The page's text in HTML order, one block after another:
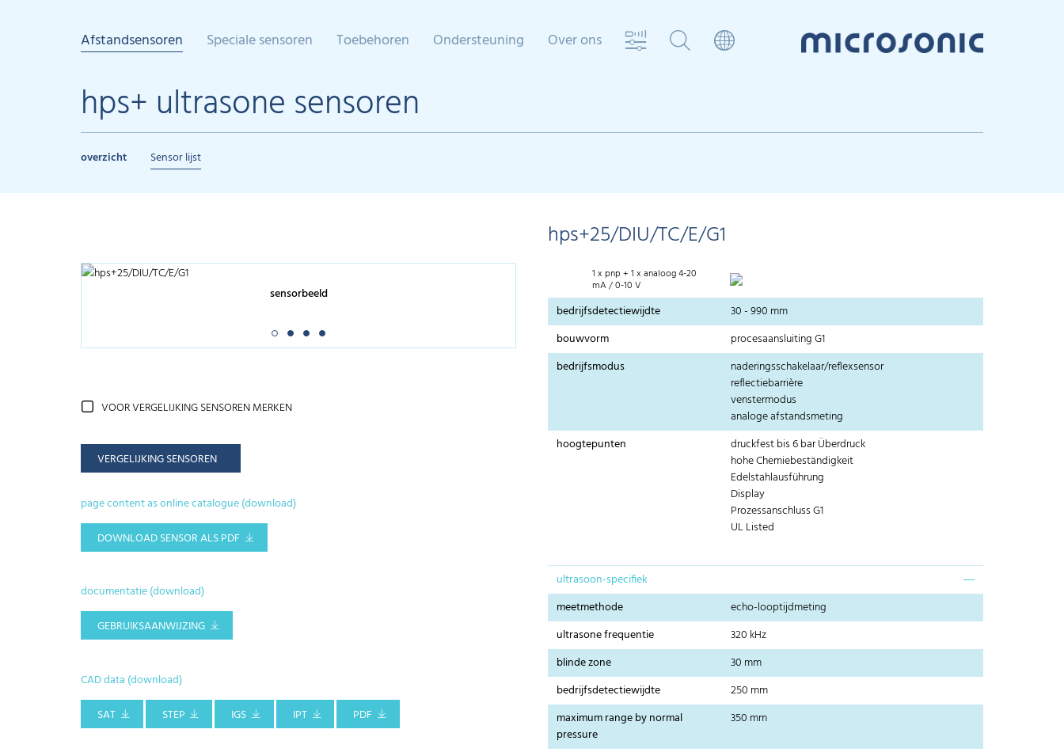
Afstandsensoren Speciale sensoren Toebehoren Ondersteuning Over ons
hps+ ultrasone sensoren
overzicht Sensor lijst
hps+25/DIU/TC/E/G1
sensorbeeld
VOOR VERGELIJKING SENSOREN MERKEN
VERGELIJKING SENSOREN
page content as online catalogue (download)
DOWNLOAD SENSOR ALS PDF
documentatie (download)
GEBRUIKSAANWIJZING
CAD data (download)
SAT
STEP IGS IPT PDF
1 x pnp + 1 x analoog 4-20
mA / 0-10 V
bedrijfsdetectiewijdte
30 - 990 mm
bouwvorm
procesaansluiting G1
bedrijfsmodus
naderingsschakelaar/reflexsensor
reflectiebarrière
venstermodus
analoge afstandsmeting
hoogtepunten
druckfest bis 6 bar Überdruck
hohe Chemiebeständigkeit
Edelstahlausführung
Display
Prozessanschluss G1
UL Listed
ultrasoon-specifiek
meetmethode
echo-looptijdmeting
ultrasone frequentie
320 kHz
blinde zone
30 mm
bedrijfsdetectiewijdte
250 mm
maximum range by normal
pressure
350 mm